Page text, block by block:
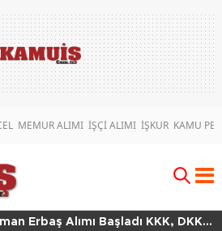
MEMUR ALIMI İŞÇİ ALIMI İŞKUR KAMU
Sınıf Uzman Erbaş Alımı Başladı